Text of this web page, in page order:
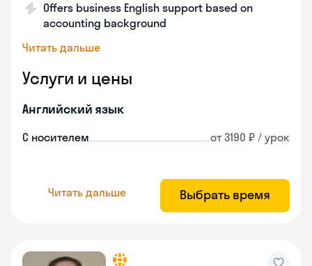
Offers business English support based on
accounting background
Читать дальше
Услуги и цены
Английский язык
С носителем от 3190 ₽ / урок
Читать дальше Выбрать время